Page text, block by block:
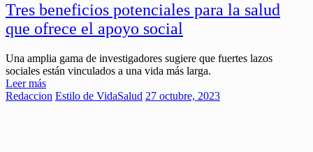
Tres beneficios potenciales para la salud
que ofrece el apoyo social
Una amplia gama de investigadores sugiere que fuertes lazos
sociales están vinculados a una vida más larga.
Leer más
Redaccion Estilo de VidaSalud 27 octubre, 2023